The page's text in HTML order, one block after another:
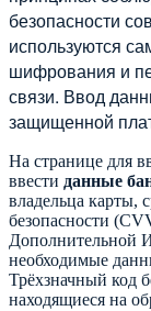
безопасности
используются
шифрования и
связи. Ввод
защищенной
На странице для
ввести данные
владельца карты,
безопасности
Дополнительной
необходимые
Трёхзначный код
находящиеся на